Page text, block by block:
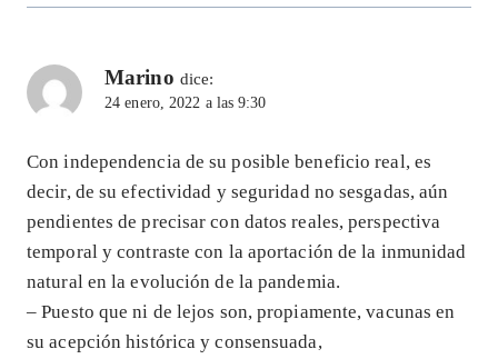
Marino dice:
24 enero, 2022 a las 9:30
Con independencia de su posible beneficio real, es
decir, de su efectividad y seguridad no sesgadas, aún
pendientes de precisar con datos reales, perspectiva
temporal y contraste con la aportación de la inmunidad
natural en la evolución de la pandemia.
– Puesto que ni de lejos son, propiamente, vacunas en
su acepción histórica y consensuada,